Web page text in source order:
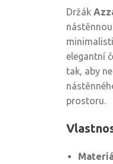
Držák
elegantní
tak, aby
prostoru.